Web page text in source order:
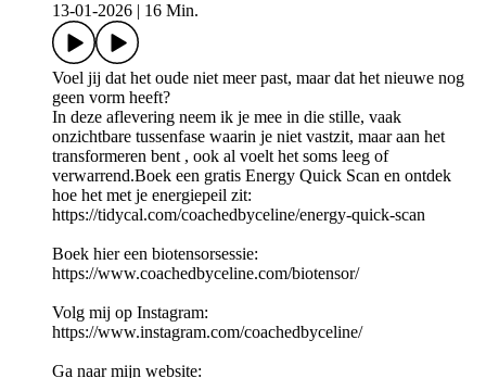
13-01-2026
16 Min.
Voel jij dat het oude niet meer past, maar dat het nieuwe nog
geen vorm heeft?
In deze aflevering neem ik je mee in die stille, vaak
onzichtbare tussenfase waarin je niet vastzit, maar aan het
transformeren bent , ook al voelt het soms leeg of
verwarrend.Boek een gratis Energy Quick Scan en ontdek
hoe het met je energiepeil zit:
https://tidycal.com/coachedbyceline/energy-quick-scan
Boek hier een biotensorsessie:
⁠⁠https://www.coachedbyceline.com/biotensor/⁠
Volg mij op Instagram:
⁠⁠https://www.instagram.com/coachedbyceline/⁠⁠
Ga naar mijn website: